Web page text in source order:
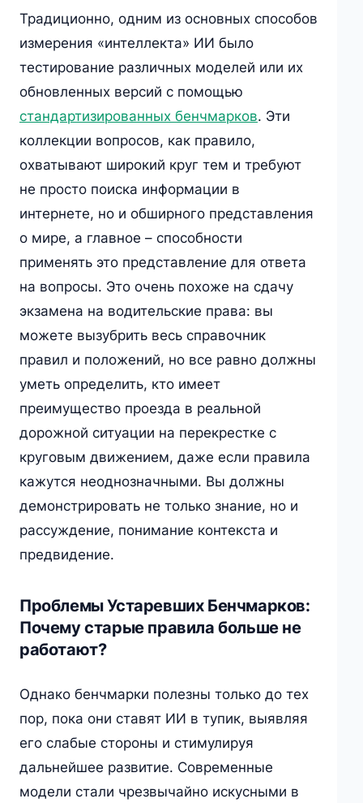
Традиционно, одним из основных способов
измерения «интеллекта» ИИ было
тестирование различных моделей или их
обновленных версий с помощью
стандартизированных бенчмарков. Эти
коллекции вопросов, как правило,
охватывают широкий круг тем и требуют
не просто поиска информации в
интернете, но и обширного представления
о мире, а главное – способности
применять это представление для ответа
на вопросы. Это очень похоже на сдачу
экзамена на водительские права: вы
можете вызубрить весь справочник
правил и положений, но все равно должны
уметь определить, кто имеет
преимущество проезда в реальной
дорожной ситуации на перекрестке с
круговым движением, даже если правила
кажутся неоднозначными. Вы должны
демонстрировать не только знание, но и
рассуждение, понимание контекста и
предвидение.
Проблемы Устаревших Бенчмарков:
Почему старые правила больше не
работают?
Однако бенчмарки полезны только до тех
пор, пока они ставят ИИ в тупик, выявляя
его слабые стороны и стимулируя
дальнейшее развитие. Современные
модели стали чрезвычайно искусными в